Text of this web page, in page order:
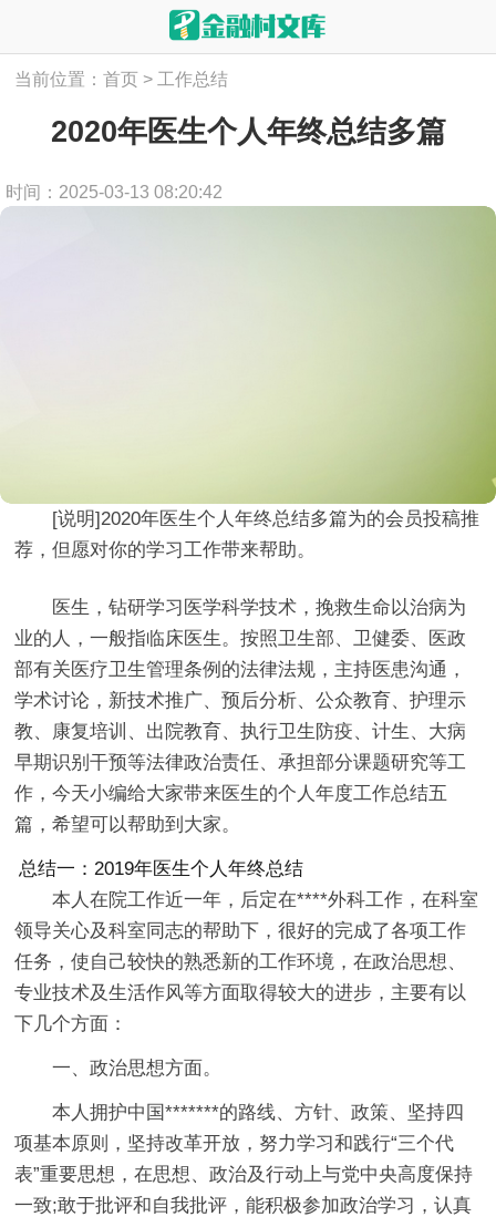
当前位置：首页 > 工作总结
2020年医生个人年终总结多篇
时间：2025-03-13 08:20:42
[说明]2020年医生个人年终总结多篇为的会员投稿推
荐，但愿对你的学习工作带来帮助。
医生，钻研学习医学科学技术，挽救生命以治病为
业的人，一般指临床医生。按照卫生部、卫健委、医政
部有关医疗卫生管理条例的法律法规，主持医患沟通，
学术讨论，新技术推广、预后分析、公众教育、护理示
教、康复培训、出院教育、执行卫生防疫、计生、大病
早期识别干预等法律政治责任、承担部分课题研究等工
作，今天小编给大家带来医生的个人年度工作总结五
篇，希望可以帮助到大家。
总结一：2019年医生个人年终总结
本人在院工作近一年，后定在****外科工作，在科室
领导关心及科室同志的帮助下，很好的完成了各项工作
任务，使自己较快的熟悉新的工作环境，在政治思想、
专业技术及生活作风等方面取得较大的进步，主要有以
下几个方面：
一、政治思想方面。
本人拥护中国*******的路线、方针、政策、坚持四
项基本原则，坚持改革开放，努力学习和践行“三个代
表”重要思想，在思想、政治及行动上与党中央高度保持
一致;敢于批评和自我批评，能积极参加政治学习，认真